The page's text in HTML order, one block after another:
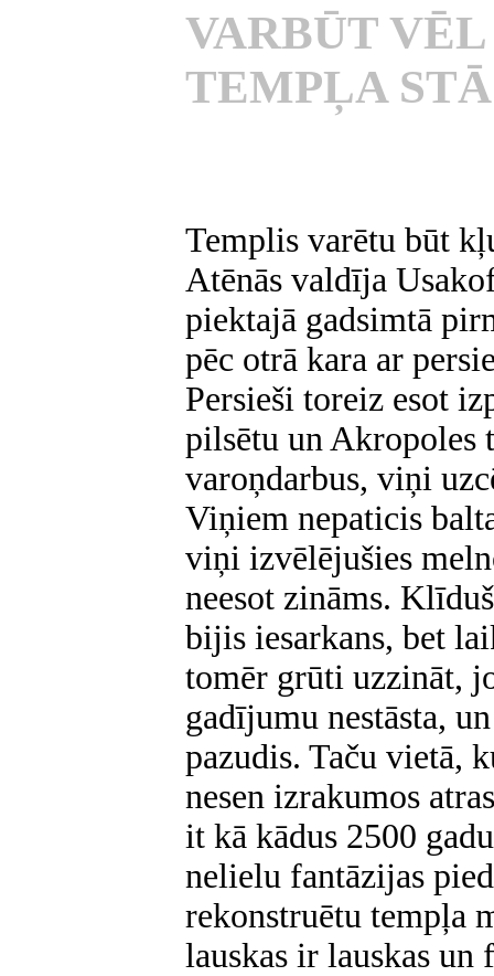
VARBŪT
TEMPĻA
Templis varētu būt
Atēnās valdīja
piektajā gadsimtā
pēc otrā kara ar
Persieši toreiz esot
pilsētu un Akropoles
varoņdarbus, viņi
Viņiem nepaticis
viņi izvēlējušies
neesot zināms.
bijis iesarkans, bet
tomēr grūti uzzināt,
gadījumu nestāsta,
pazudis. Taču vietā,
nesen izrakumos
it kā kādus 2500
nelielu fantāzijas
rekonstruētu tempļa
lauskas ir lauskas